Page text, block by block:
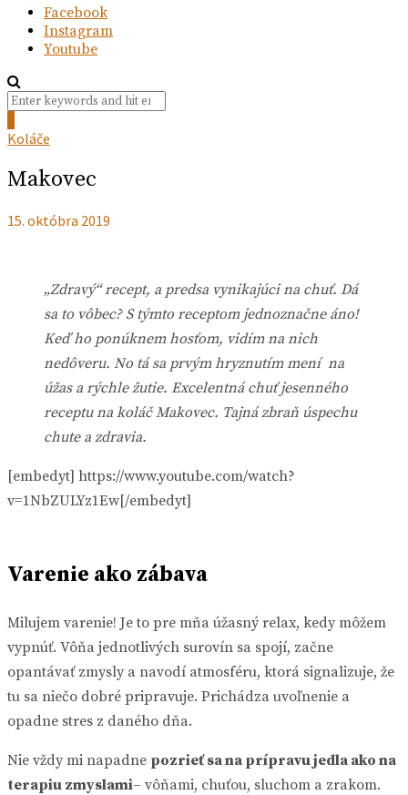
Facebook
Instagram
Youtube
Search
for:
Koláče
Makovec
15. októbra 2019
„Zdravý“ recept, a predsa vynikajúci na chuť. Dá
sa to vôbec? S týmto receptom jednoznačne áno!
Keď ho ponúknem hosťom, vidím na nich
nedôveru. No tá sa prvým hryznutím mení na
úžas a rýchle žutie. Excelentná chuť jesenného
receptu na koláč Makovec. Tajná zbraň úspechu
chute a zdravia.
[embedyt] https://www.youtube.com/watch?
v=1NbZULYz1Ew[/embedyt]
Varenie ako zábava
Milujem varenie! Je to pre mňa úžasný relax, kedy môžem
vypnúť. Vôňa jednotlivých surovín sa spojí, začne
opantávať zmysly a navodí atmosféru, ktorá signalizuje, že
tu sa niečo dobré pripravuje. Prichádza uvoľnenie a
opadne stres z daného dňa.
Nie vždy mi napadne pozrieť sa na prípravu jedla ako na
terapiu zmyslami– vôňami, chuťou, sluchom a zrakom.